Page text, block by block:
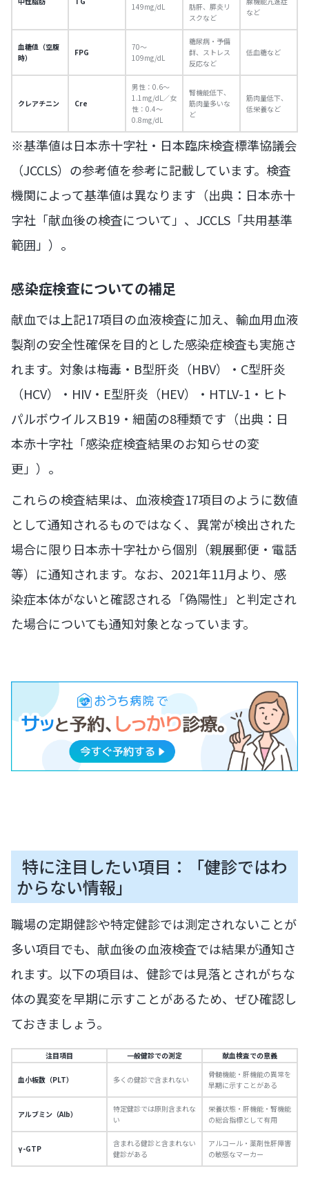
149mg/dL
肪肝、膵炎リ
スクなど
など
血糖値（空腹
時）
FPG
70〜
109mg/dL
糖尿病・予備
群、ストレス
反応など
低血糖など
クレアチニン Cre
男性：0.6〜
1.1mg/dL／女
性：0.4〜
0.8mg/dL
腎機能低下、
筋肉量多いな
ど
筋肉量低下、
低栄養など
※基準値は日本赤十字社・日本臨床検査標準協議会
（JCCLS）の参考値を参考に記載しています。検査
機関によって基準値は異なります（出典：日本赤十
字社「献血後の検査について」、JCCLS「共用基準
範囲」）。
感染症検査についての補足
献血では上記17項目の血液検査に加え、輸血用血液
製剤の安全性確保を目的とした感染症検査も実施さ
れます。対象は梅毒・B型肝炎（HBV）・C型肝炎
（HCV）・HIV・E型肝炎（HEV）・HTLV-1・ヒト
パルボウイルスB19・細菌の8種類です（出典：日
本赤十字社「感染症検査結果のお知らせの変
更」）。
これらの検査結果は、血液検査17項目のように数値
として通知されるものではなく、異常が検出された
場合に限り日本赤十字社から個別（親展郵便・電話
等）に通知されます。なお、2021年11月より、感
染症本体がないと確認される「偽陽性」と判定され
た場合についても通知対象となっています。
特に注目したい項目：「健診ではわ
からない情報」
職場の定期健診や特定健診では測定されないことが
多い項目でも、献血後の血液検査では結果が通知さ
れます。以下の項目は、健診では見落とされがちな
体の異変を早期に示すことがあるため、ぜひ確認し
ておきましょう。
注目項目 一般健診での測定 献血検査での意義
血小板数（PLT） 多くの健診で含まれない
骨髄機能・肝機能の異常を
早期に示すことがある
アルブミン（Alb）
特定健診では原則含まれな
い
栄養状態・肝機能・腎機能
の総合指標として有用
γ-GTP
含まれる健診と含まれない
健診がある
アルコール・薬剤性肝障害
の敏感なマーカー